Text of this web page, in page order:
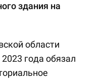
здания на
области
года обязал